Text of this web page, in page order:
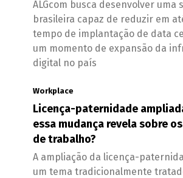
ALGcom busca desenvolver uma
brasileira capaz de reduzir em
tempo de implantação de data
um momento de expansão da
digital no país
Workplace
Licença-paternidade
essa mudança revela sobre
de trabalho?
A ampliação da licença-
um tema tradicionalmente